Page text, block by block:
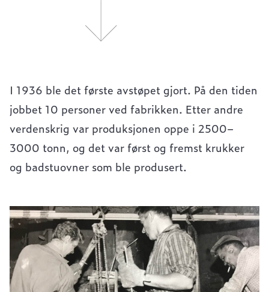
I 1936 ble det første avstøpet gjort. På den tiden
jobbet 10 personer ved fabrikken. Etter andre
verdenskrig var produksjonen oppe i 2500–
3000 tonn, og det var først og fremst krukker
og badstuovner som ble produsert.